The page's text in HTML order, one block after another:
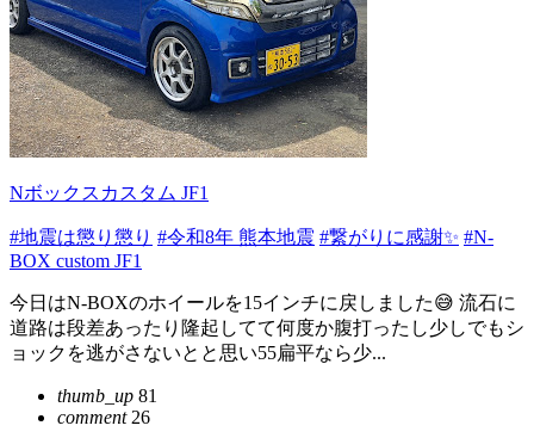
Nボックスカスタム JF1
#地震は懲り懲り #令和8年 熊本地震 #繋がりに感謝✨ #N-
BOX custom JF1
今日はN-BOXのホイールを15インチに戻しました😅 流石に
道路は段差あったり隆起してて何度か腹打ったし少しでもシ
ョックを逃がさないとと思い55扁平なら少...
thumb_up 81
comment26